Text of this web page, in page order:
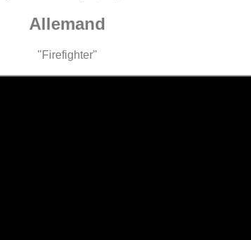
Allemand
"Firefighter"